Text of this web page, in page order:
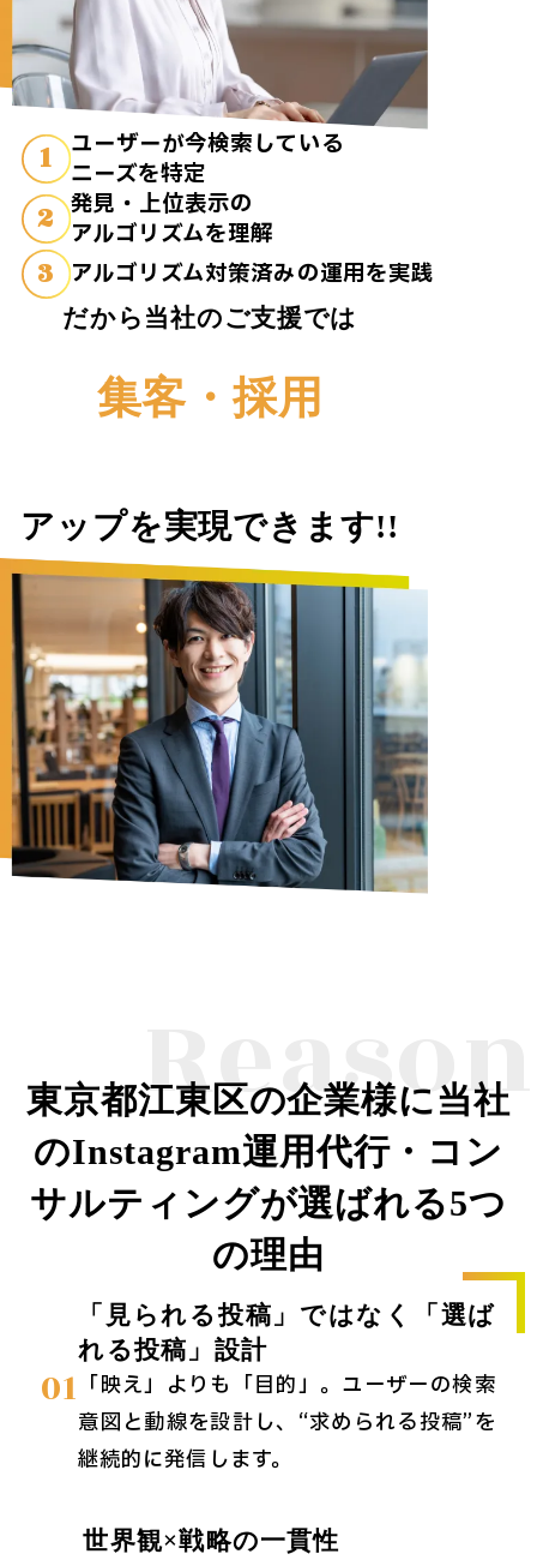
1 ユーザーが今検索している
ニーズを特定
2 発見・上位表示の
アルゴリズムを理解
3 アルゴリズム対策済みの運用を実践
だから当社のご支援では
集客・採用
アップを実現できます!!
Reason
東京都江東区の企業様に当社
のInstagram運用代行・コン
サルティングが選ばれる5つ
の理由
01
「見られる投稿」ではなく「選ば
れる投稿」設計
「映え」よりも「目的」。ユーザーの検索
意図と動線を設計し、“求められる投稿”を
継続的に発信します。
世界観×戦略の一貫性